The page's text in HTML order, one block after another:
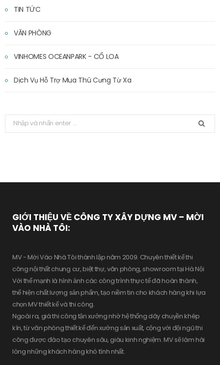
TIN TỨC
VĂN PHÒNG
VINHOMES OCEANPARK - CỔ LOA
Dịch Vụ Hỗ Trợ Mua Thú Cưng Từ Xa
ì
ế
GIỚI THIỆU VỀ CÔNG TY XÂY DỰNG MV – MỜI
VÀO NHÀ TÔI:
MV - Mời Vào Nhà Tôi thành lập năm 2009. Chuyên thiết kế thi
công nội thất chung cư, biệt thự, văn phòng, showroom tại Hà Nội
Với thế mạnh là hình ảnh các công trình thực tế đã hoàn thành,
thể hiện chất lượng sản phẩm, tạo niềm tin cho khách hàng khi lựa
chọn MV thiết kế và thi công.
Ngoài ra, giá thi công tận xưởng nhờ hệ thống dây chuyền khép
kín, từ văn phòng thiết kế đến xưởng sản xuất, cộng với đội ngũ thi
công được đào tạo chuyên sâu, giàu kinh nghiệm. MV sẽ làm hài
lòng những khách hàng khó tính nhất.